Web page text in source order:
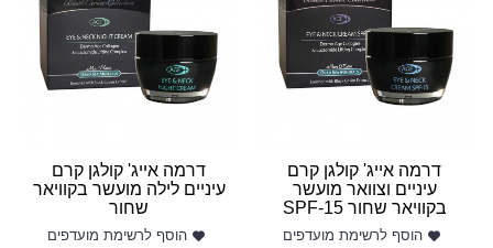
דרמה אייג' קולגן קרם
עיניים וצוואר מועשר
בקוויאר שחור SPF-15
הוסף לרשימת מועדפים
דרמה אייג' קולגן קרם
עיניים לילה מועשר בקוויאר
שחור
הוסף לרשימת מועדפים